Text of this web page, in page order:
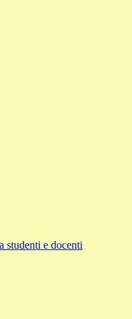
studenti e docenti